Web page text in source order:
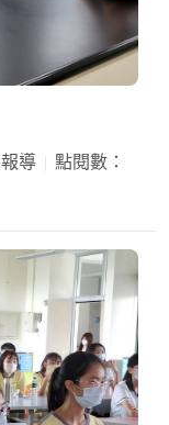
導
點閱數：